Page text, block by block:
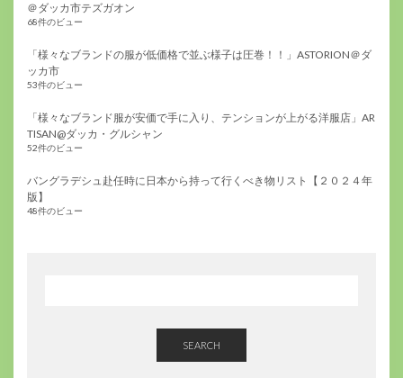
＠ダッカ市テズガオン
68件のビュー
「様々なブランドの服が低価格で並ぶ様子は圧巻！！」ASTORION＠ダ
ッカ市
53件のビュー
「様々なブランド服が安価で手に入り、テンションが上がる洋服店」AR
TISAN@ダッカ・グルシャン
52件のビュー
バングラデシュ赴任時に日本から持って行くべき物リスト【２０２４年
版】
48件のビュー
SEARCH